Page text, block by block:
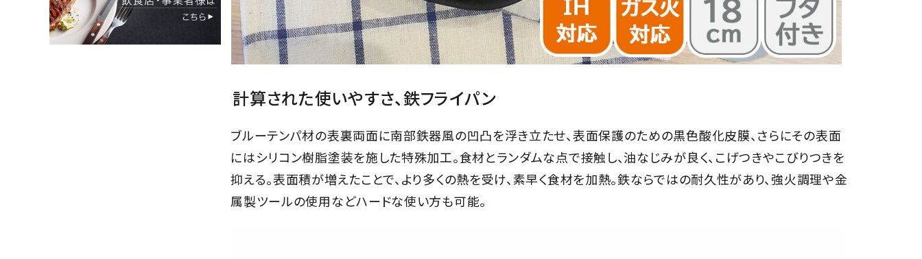
計算された使いやすさ、鉄フライパン
ブルーテンパ材の表裏両面に南部鉄器風の凹凸を浮き立たせ、表面保護のための黒色酸化皮膜、さらにその表面
にはシリコン樹脂塗装を施した特殊加工。食材とランダムな点で接触し、油なじみが良く、こげつきやこびりつきを
抑える。表面積が増えたことで、より多くの熱を受け、素早く食材を加熱。鉄ならではの耐久性があり、強火調理や金
属製ツールの使用などハードな使い方も可能。